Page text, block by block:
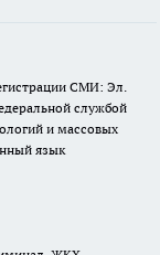
СМИ: Эл.
службой
и массовых
язык